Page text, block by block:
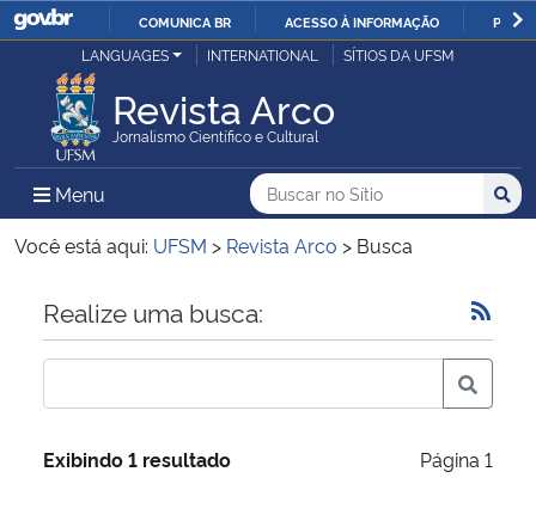
IR
O
COMUNICA BR ACESSO À INFORMAÇÃO
Ministério da Justiça e Segurança Pública
Ministério da Defesa
Ministério das Relações Exteriores
Ministério da Economia
Ministério da Infraestrutura
LANGUAGES INTERNATIONAL SÍTIOS DA UFSM
Revista Arco
Jornalismo Científico e Cultural
Menu Menu Principal do Sítio
Busca
Buscar no no Sítio
Busca:
Você está aqui: UFSM > Revista Arco > Busca
Início do conteúdo
Realize uma busca:
Exibindo 1 resultado Página 1